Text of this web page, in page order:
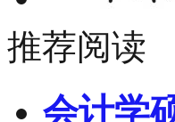
推荐阅读
会计学